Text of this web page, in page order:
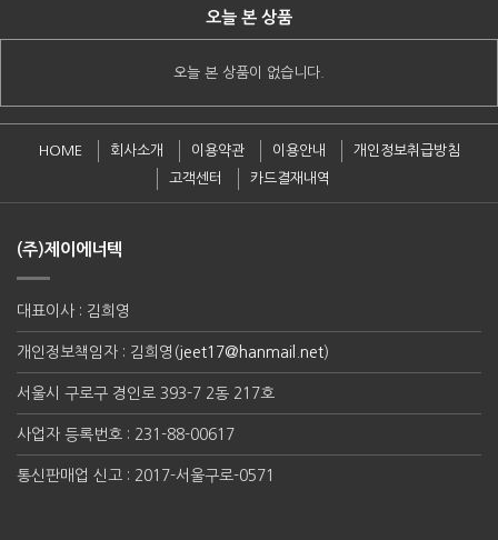
오늘 본 상품
오늘 본 상품이 없습니다.
HOME 회사소개 이용약관 이용안내
개인정보취급방침
고객센터
카드결재내역
(주)제이에너텍
대표이사 : 김희영
개인정보책임자 : 김희영(jeet17@hanmail.net)
서울시 구로구 경인로 393-7 2동 217호
사업자 등록번호 : 231-88-00617
통신판매업 신고 : 2017-서울구로-0571